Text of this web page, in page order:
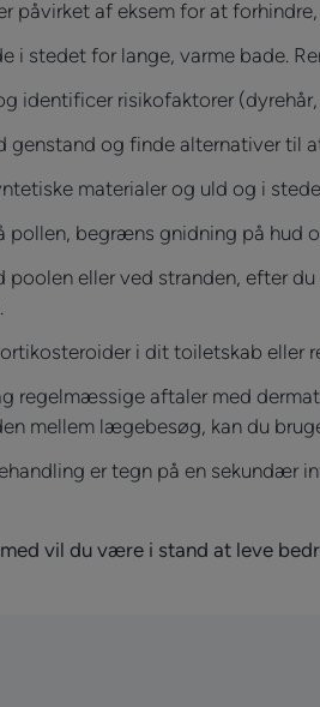
påvirket af eksem for at
i stedet for lange, varme bade.
identificer risikofaktorer
genstand og finde alternativer til
materialer og uld og i
pollen, begræns gnidning på hud
poolen eller ved stranden, efter
i dit toiletskab eller
regelmæssige aftaler med
mellem lægebesøg, kan du
er tegn på en
vil du være i stand at leve